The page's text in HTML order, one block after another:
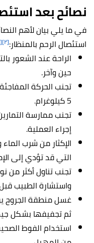
نصائح بعد
في ما يلي بيان لأهم
استئصال الرحم بالمنظار:[٢] [٨]
الراحة عند الشعور
حين وآخر.
تجنب الحركة
5 كيلوغرام.
إجراء العملية.
الإكثار من شرب
التي قد تؤدي إلى
تجنب تناول أكثر من
واستشارة الطبيب قبل
غسل منطقة الجروح
ثم تجفيفها بشكل
استخدام الفوط